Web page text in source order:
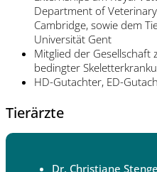
Department of
Cambridge, sowie dem
Universität Gent
Mitglied der Gesellschaft
bedingter
HD-Gutachter, ED-
Tierärzte
Dr. Christiane